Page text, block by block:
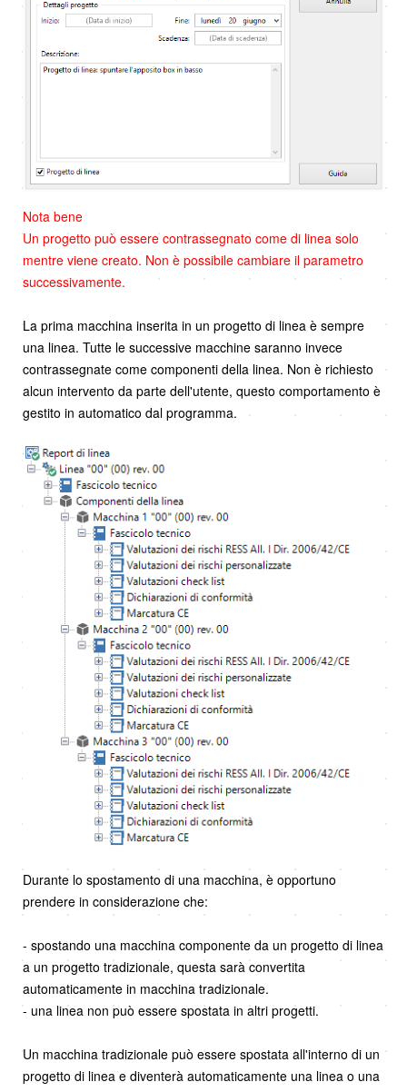
Nota bene
Un progetto può essere contrassegnato come di linea solo
mentre viene creato. Non è possibile cambiare il parametro
successivamente.
La prima macchina inserita in un progetto di linea è sempre
una linea. Tutte le successive macchine saranno invece
contrassegnate come componenti della linea. Non è richiesto
alcun intervento da parte dell'utente, questo comportamento è
gestito in automatico dal programma.
Durante lo spostamento di una macchina, è opportuno
prendere in considerazione che:
- spostando una macchina componente da un progetto di linea
a un progetto tradizionale, questa sarà convertita
automaticamente in macchina tradizionale.
- una linea non può essere spostata in altri progetti.
Un macchina tradizionale può essere spostata all'interno di un
progetto di linea e diventerà automaticamente una linea o una